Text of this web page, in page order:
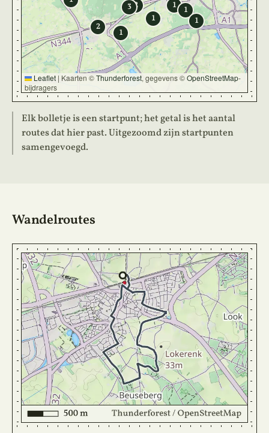
3
2
2
1
1
1
1
1
Leaflet | Kaarten ©Thunderforest, gegevens ©OpenStreetMap-
bijdragers
Elk bolletje is een startpunt; het getal is het aantal
routes dat hier past. Uitgezoomd zijn startpunten
samengevoegd.
Wandelroutes